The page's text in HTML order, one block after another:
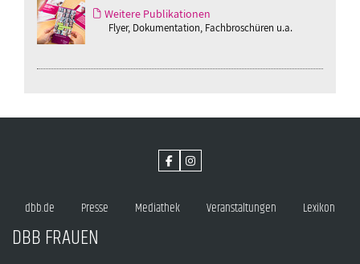
Weitere Publikationen
Flyer, Dokumentation, Fachbroschüren u.a.
dbb.de Presse Mediathek Veranstaltungen Lexikon
DBB FRAUEN